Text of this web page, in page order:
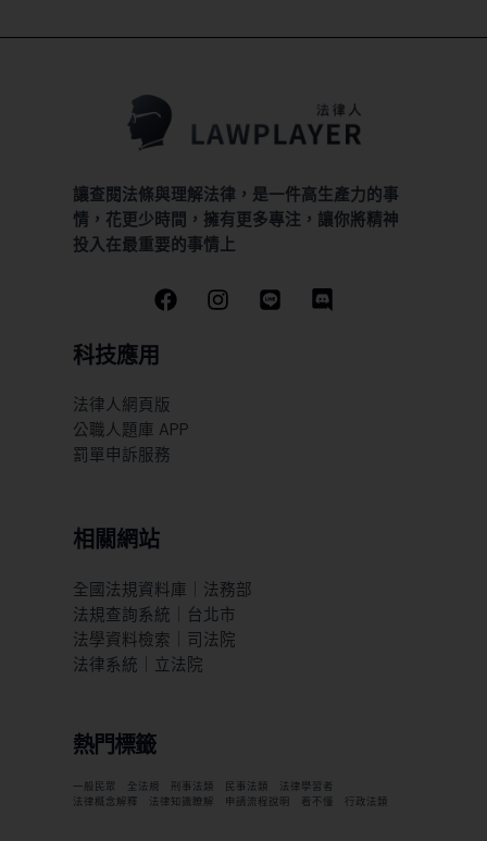
讓查閱法條與理解法律，是一件高生產力的事
情，花更少時間，擁有更多專注，讓你將精神
投入在最重要的事情上
科技應用
法律人網頁版
公職人題庫 APP
罰單申訴服務
相關網站
全國法規資料庫｜法務部
法規查詢系統｜台北市
法學資料檢索｜司法院
法律系統｜立法院
熱門標籤
一般民眾 全法規 刑事法類 民事法類
法律學習者
法律概念解釋
法律知識瞭解 申請流程說明 看不懂 行政法類